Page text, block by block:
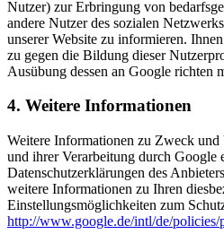
Nutzer) zur Erbringung von
andere Nutzer des sozialen
unserer Website zu informieren.
zu gegen die Bildung dieser
Ausübung dessen an Google richten
4. Weitere Informationen
Weitere Informationen zu Zweck
und ihrer Verarbeitung durch Google
Datenschutzerklärungen des
weitere Informationen zu Ihren
Einstellungsmöglichkeiten zum
http://www.google.de/intl/de/policies/